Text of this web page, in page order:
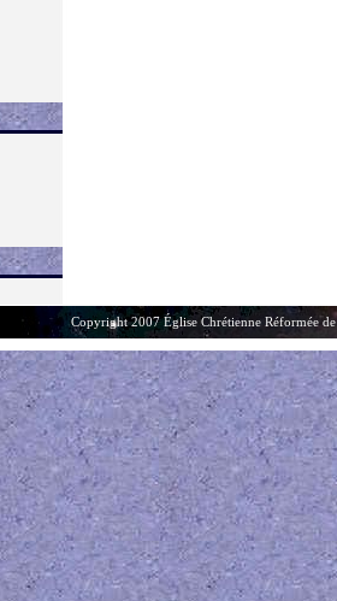
Copyright 2007 Église Chrétienne Réformée